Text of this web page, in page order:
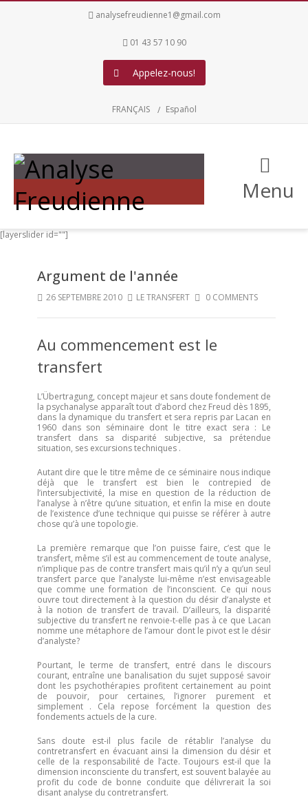
analysefreudienne1@gmail.com
01 43 57 10 90
Appelez-nous!
FRANÇAIS Español
Menu
[layerslider id=""]
Argument de l'année
26 SEPTEMBRE 2010 LE TRANSFERT 0 COMMENTS
Au commencement est le
transfert
L’Übertragung, concept majeur et sans doute fondement de
la psychanalyse apparaît tout d’abord chez Freud dès 1895,
dans la dynamique du transfert et sera repris par Lacan en
1960 dans son séminaire dont le titre exact sera : Le
transfert dans sa disparité subjective, sa prétendue
situation, ses excursions techniques .
Autant dire que le titre même de ce séminaire nous indique
déjà que le transfert est bien le contrepied de
l’intersubjectivité, la mise en question de la réduction de
l’analyse à n’être qu’une situation, et enfin la mise en doute
de l’existence d’une technique qui puisse se référer à autre
chose qu’à une topologie.
La première remarque que l’on puisse faire, c’est que le
transfert, même s’il est au commencement de toute analyse,
n’implique pas de contre transfert mais qu’il n’y a qu’un seul
transfert parce que l’analyste lui-même n’est envisageable
que comme une formation de l’inconscient. Ce qui nous
ouvre tout directement à la question du désir d’analyste et
à la notion de transfert de travail. D’ailleurs, la disparité
subjective du transfert ne renvoie-t-elle pas à ce que Lacan
nomme une métaphore de l’amour dont le pivot est le désir
d’analyste?
Pourtant, le terme de transfert, entré dans le discours
courant, entraîne une banalisation du sujet supposé savoir
dont les psychothérapies profitent certainement au point
de pouvoir, pour certaines, l’ignorer purement et
simplement . Cela repose forcément la question des
fondements actuels de la cure.
Sans doute est-il plus facile de rétablir l’analyse du
contretransfert en évacuant ainsi la dimension du désir et
celle de la responsabilité de l’acte. Toujours est-il que la
dimension inconsciente du transfert, est souvent balayée au
profit du code de bonne conduite que délivrerait la soi
disant analyse du contretransfert.